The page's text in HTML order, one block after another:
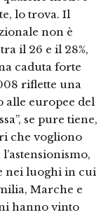
lo trova. Il
non è
il 26 e il 28%,
caduta forte
riflette una
alle europee del
se pure tiene,
che vogliono
nei luoghi in cui
Marche e
hanno vinto